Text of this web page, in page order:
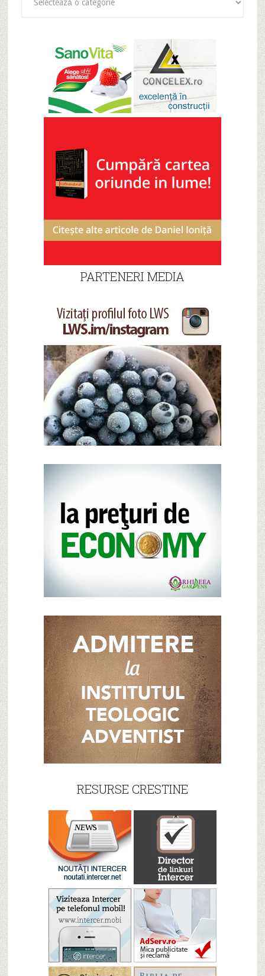
articole
PARTENERI MEDIA
RESURSE CRESTINE